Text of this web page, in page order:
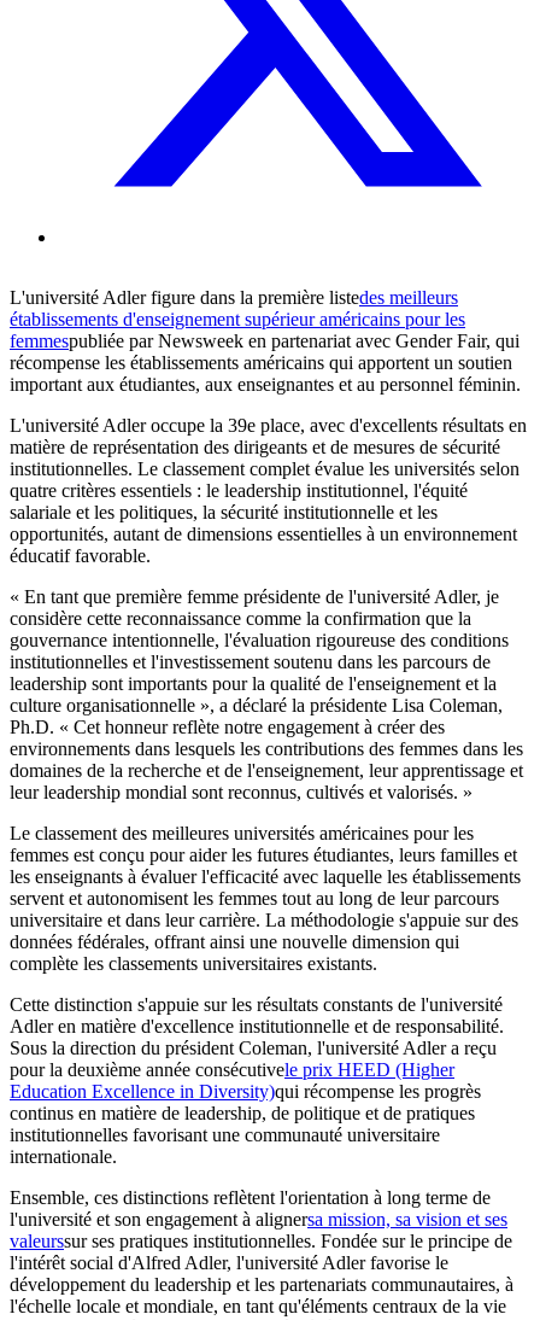
L'université Adler figure dans la première listedes meilleurs
établissements d'enseignement supérieur américains pour les
femmespubliée par Newsweek en partenariat avec Gender Fair, qui
récompense les établissements américains qui apportent un soutien
important aux étudiantes, aux enseignantes et au personnel féminin.
L'université Adler occupe la 39e place, avec d'excellents résultats en
matière de représentation des dirigeants et de mesures de sécurité
institutionnelles. Le classement complet évalue les universités selon
quatre critères essentiels : le leadership institutionnel, l'équité
salariale et les politiques, la sécurité institutionnelle et les
opportunités, autant de dimensions essentielles à un environnement
éducatif favorable.
« En tant que première femme présidente de l'université Adler, je
considère cette reconnaissance comme la confirmation que la
gouvernance intentionnelle, l'évaluation rigoureuse des conditions
institutionnelles et l'investissement soutenu dans les parcours de
leadership sont importants pour la qualité de l'enseignement et la
culture organisationnelle », a déclaré la présidente Lisa Coleman,
Ph.D. « Cet honneur reflète notre engagement à créer des
environnements dans lesquels les contributions des femmes dans les
domaines de la recherche et de l'enseignement, leur apprentissage et
leur leadership mondial sont reconnus, cultivés et valorisés. »
Le classement des meilleures universités américaines pour les
femmes est conçu pour aider les futures étudiantes, leurs familles et
les enseignants à évaluer l'efficacité avec laquelle les établissements
servent et autonomisent les femmes tout au long de leur parcours
universitaire et dans leur carrière. La méthodologie s'appuie sur des
données fédérales, offrant ainsi une nouvelle dimension qui
complète les classements universitaires existants.
Cette distinction s'appuie sur les résultats constants de l'université
Adler en matière d'excellence institutionnelle et de responsabilité.
Sous la direction du président Coleman, l'université Adler a reçu
pour la deuxième année consécutivele prix HEED (Higher
Education Excellence in Diversity)qui récompense les progrès
continus en matière de leadership, de politique et de pratiques
institutionnelles favorisant une communauté universitaire
internationale.
Ensemble, ces distinctions reflètent l'orientation à long terme de
l'université et son engagement à alignersa mission, sa vision et ses
valeurssur ses pratiques institutionnelles. Fondée sur le principe de
l'intérêt social d'Alfred Adler, l'université Adler favorise le
développement du leadership et les partenariats communautaires, à
l'échelle locale et mondiale, en tant qu'éléments centraux de la vie